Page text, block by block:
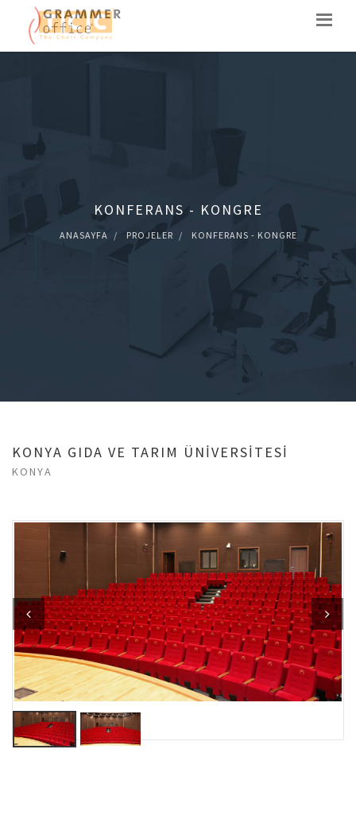
KONFERANS - KONGRE
ANASAYFA PROJELER KONFERANS - KONGRE
KONYA GIDA VE TARIM ÜNİVERSİTESİ
KONYA
Previous Next